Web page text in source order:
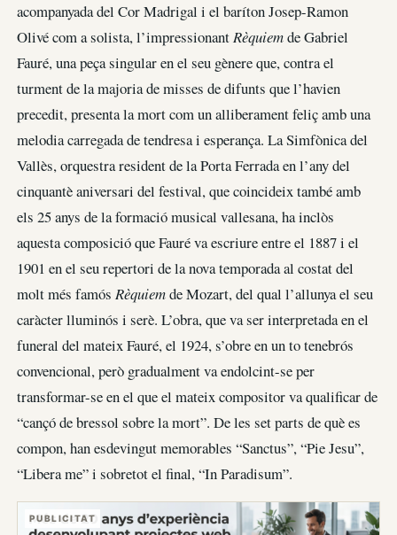
acompanyada del Cor Madrigal i el baríton Josep-Ramon
Olivé com a solista, l’impressionantRèquiemde Gabriel
Fauré, una peça singular en el seu gènere que, contra el
turment de la majoria de misses de difunts que l’havien
precedit, presenta la mort com un alliberament feliç amb una
melodia carregada de tendresa i esperança. La Simfònica del
Vallès, orquestra resident de la Porta Ferrada en l’any del
cinquantè aniversari del festival, que coincideix també amb
els 25 anys de la formació musical vallesana, ha inclòs
aquesta composició que Fauré va escriure entre el 1887 i el
1901 en el seu repertori de la nova temporada al costat del
molt més famós Rèquiemde Mozart, del qual l’allunya el seu
caràcter lluminós i serè. L’obra, que va ser interpretada en el
funeral del mateix Fauré, el 1924, s’obre en un to tenebrós
convencional, però gradualment va endolcint-se per
transformar-se en el que el mateix compositor va qualificar de
“cançó de bressol sobre la mort”. De les set parts de què es
compon, han esdevingut memorables “Sanctus”, “Pie Jesu”,
“Libera me” i sobretot el final, “In Paradisum”.
PUBLICITAT